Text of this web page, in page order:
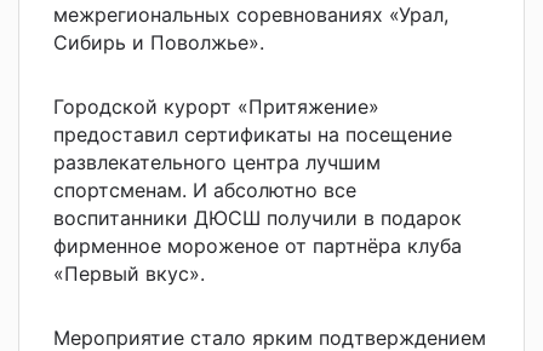
межрегиональных соревнованиях «Урал,
Сибирь и Поволжье».
Городской курорт «Притяжение»
предоставил сертификаты на посещение
развлекательного центра лучшим
спортсменам. И абсолютно все
воспитанники ДЮСШ получили в подарок
фирменное мороженое от партнёра клуба
«Первый вкус».
Мероприятие стало ярким подтверждением